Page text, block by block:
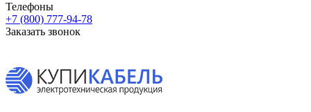
Телефоны
+7 (800) 777-94-78
Заказать звонок